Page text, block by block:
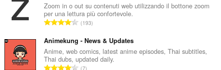
navigazione.
Zoom in o out su contenuti web utilizzando il bottone zoom
per una lettura più confortevole.
N
m
e
r
193
Animekung - News & Updates
Anime, web comics, latest anime episodes, Thai subtitles,
Thai dubs, updated daily.
N7